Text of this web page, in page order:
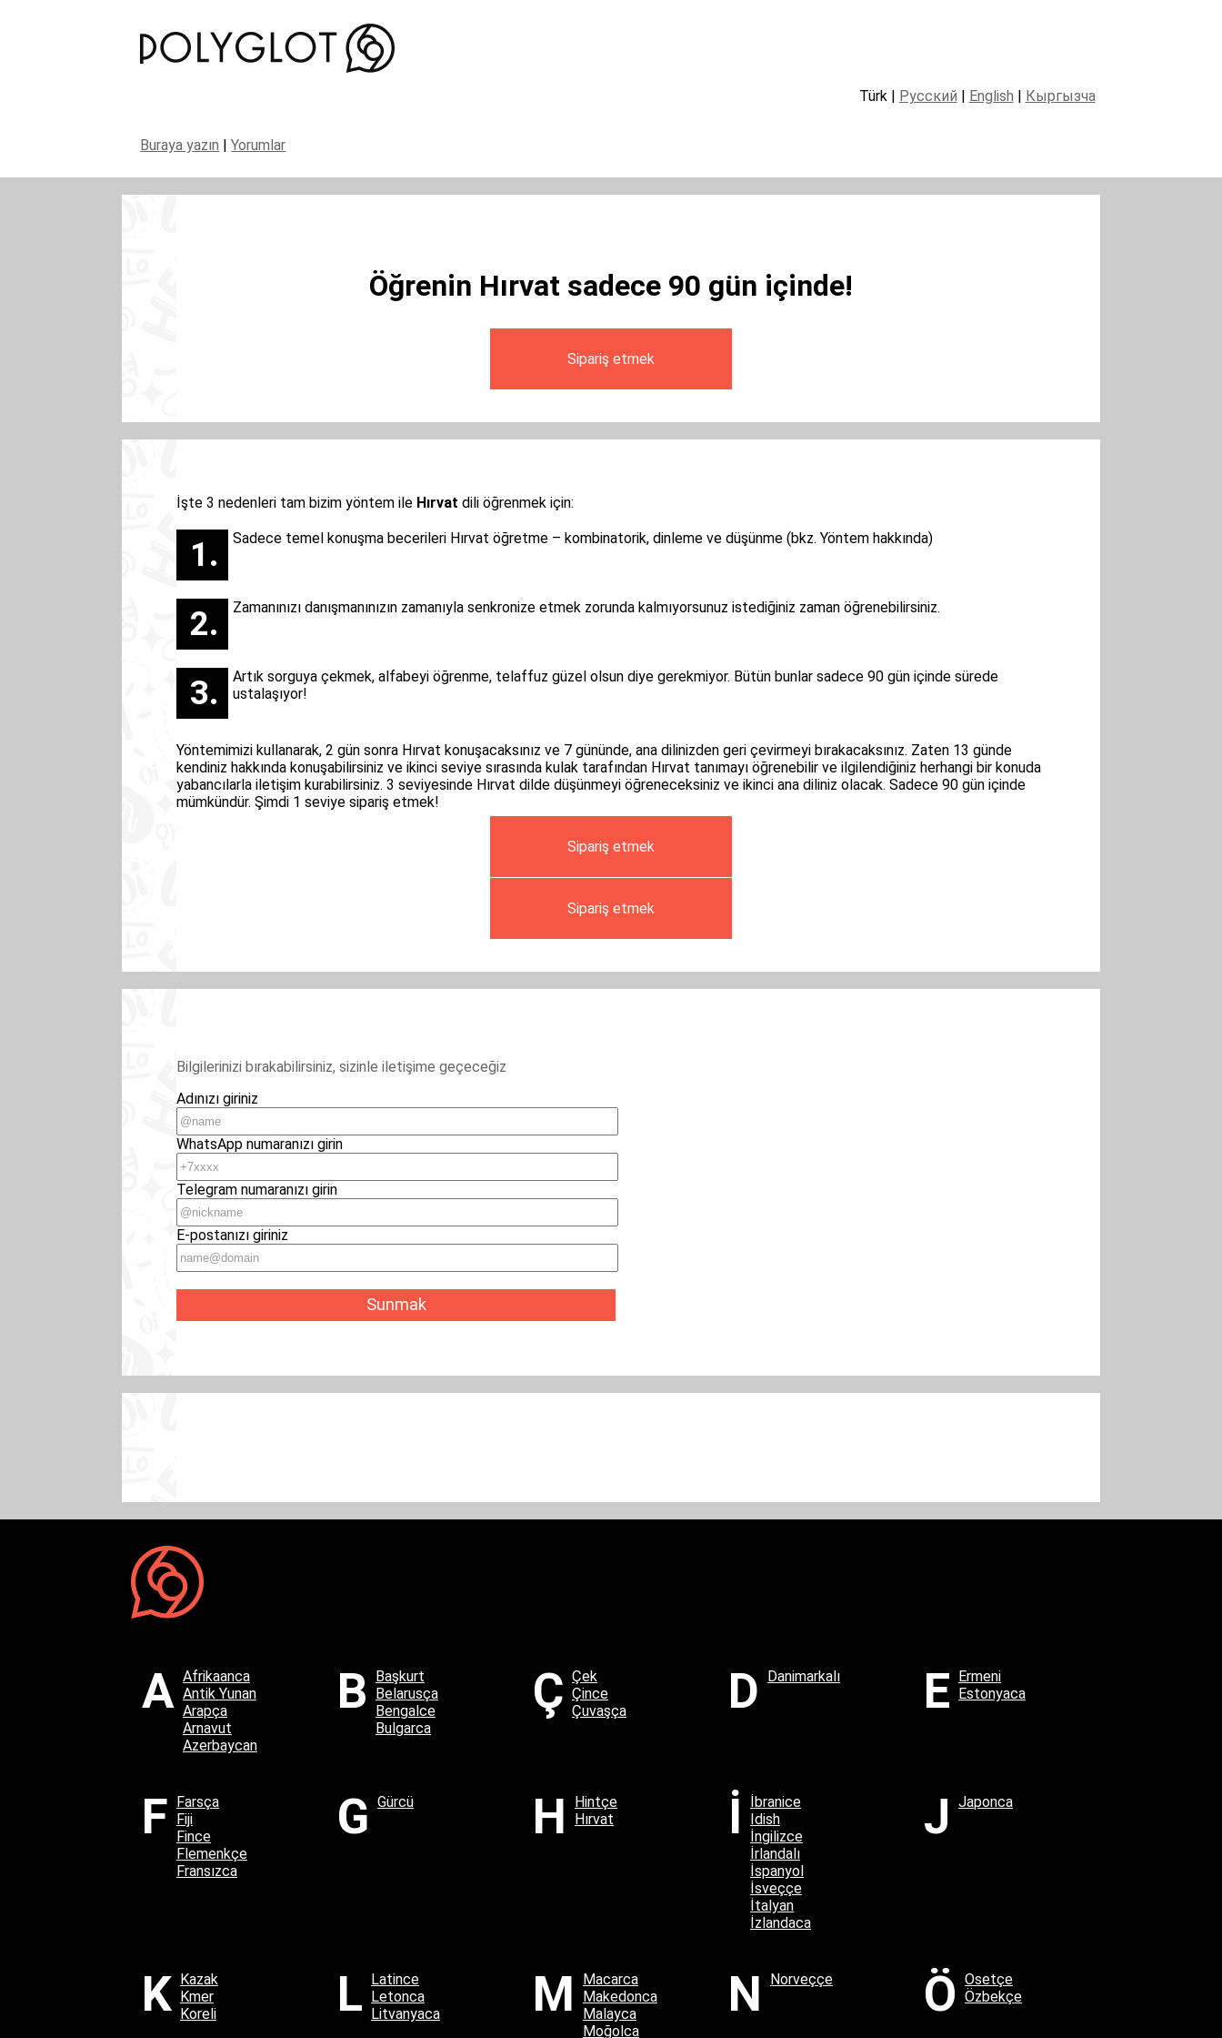
Türk | Русский | English | Кыргызча
Buraya yazın |Yorumlar
Öğrenin Hırvat sadece 90 gün içinde!
Sipariş etmek
İşte 3 nedenleri tam bizim yöntem ile Hırvat dili öğrenmek için:
Sadece temel konuşma becerileri Hırvat öğretme – kombinatorik, dinleme ve düşünme (bkz. Yöntem hakkında)
Zamanınızı danışmanınızın zamanıyla senkronize etmek zorunda kalmıyorsunuz istediğiniz zaman öğrenebilirsiniz.
Artık sorguya çekmek, alfabeyi öğrenme, telaffuz güzel olsun diye gerekmiyor. Bütün bunlar sadece 90 gün içinde sürede
ustalaşıyor!
Yöntemimizi kullanarak, 2 gün sonra Hırvat konuşacaksınız ve 7 gününde, ana dilinizden geri çevirmeyi bırakacaksınız. Zaten 13 günde
kendiniz hakkında konuşabilirsiniz ve ikinci seviye sırasında kulak tarafından Hırvat tanımayı öğrenebilir ve ilgilendiğiniz herhangi bir konuda
yabancılarla iletişim kurabilirsiniz. 3 seviyesinde Hırvat dilde düşünmeyi öğreneceksiniz ve ikinci ana diliniz olacak. Sadece 90 gün içinde
mümkündür. Şimdi 1 seviye sipariş etmek!
Sipariş etmek
Sipariş etmek
Bilgilerinizi bırakabilirsiniz, sizinle iletişime geçeceğiz
Adınızı giriniz
WhatsApp numaranızı girin
Telegram numaranızı girin
E-postanızı giriniz
A Afrikaanca
Antik Yunan
Arapça
Arnavut
Azerbaycan
B
Başkurt
Belarusça
Bengalce
Bulgarca
Ç Çek
Çince
Çuvaşça
D Danimarkalı E
Ermeni
Estonyaca
F
Farsça
Fiji
Fince
Flemenkçe
Fransızca
G Gürcü H
Hintçe
Hırvat
İ
İbranice
Idish
İngilizce
İrlandalı
İspanyol
İsveççe
İtalyan
İzlandaca
J Japonca
K
Kazak
Kmer
Koreli
L
Latince
Letonca
Litvanyaca
M
Macarca
Makedonca
Malayca
Moğolca
N Norveççe Ö Osetçe
Özbekçe